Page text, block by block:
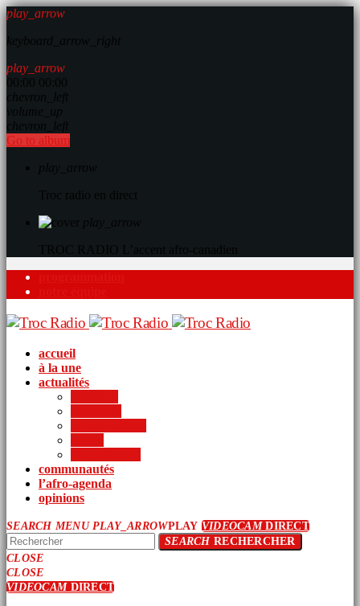
play_arrow
play_arrow
Go to album
accueil
à la une
actualités
communautés
l’afro-agenda
opinions
SEARCH MENU PLAY_ARROWPLAY VIDEOCAMDIRECT
SEARCHRECHERCHER
CLOSE
CLOSE
VIDEOCAMDIRECT